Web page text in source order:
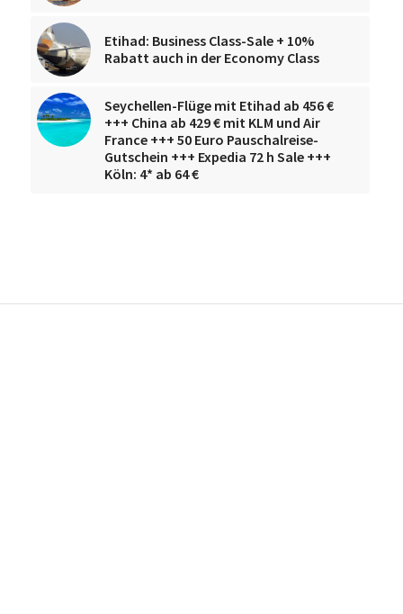
Etihad: Business Class-Sale + 10%
Rabatt auch in der Economy Class
Seychellen-Flüge mit Etihad ab 456 €
+++ China ab 429 € mit KLM und Air
France +++ 50 Euro Pauschalreise-
Gutschein +++ Expedia 72 h Sale +++
Köln: 4* ab 64 €